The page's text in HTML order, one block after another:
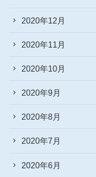
2020年12月
2020年11月
2020年10月
2020年9月
2020年8月
2020年7月
2020年6月